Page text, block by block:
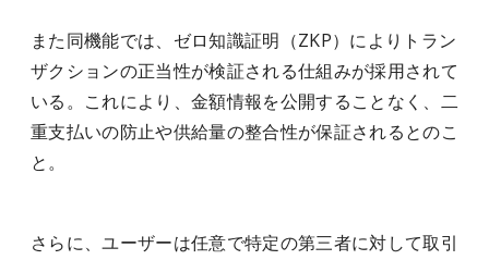
また同機能では、ゼロ知識証明（ZKP）によりトラン
ザクションの正当性が検証される仕組みが採用されて
いる。これにより、金額情報を公開することなく、二
重支払いの防止や供給量の整合性が保証されるとのこ
と。
さらに、ユーザーは任意で特定の第三者に対して取引